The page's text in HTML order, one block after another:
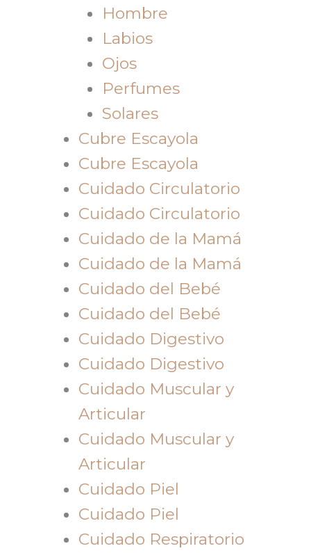
Hombre
Labios
Ojos
Perfumes
Solares
Cubre Escayola
Cubre Escayola
Cuidado Circulatorio
Cuidado Circulatorio
Cuidado de la Mamá
Cuidado de la Mamá
Cuidado del Bebé
Cuidado del Bebé
Cuidado Digestivo
Cuidado Digestivo
Cuidado Muscular y
Articular
Cuidado Muscular y
Articular
Cuidado Piel
Cuidado Piel
Cuidado Respiratorio